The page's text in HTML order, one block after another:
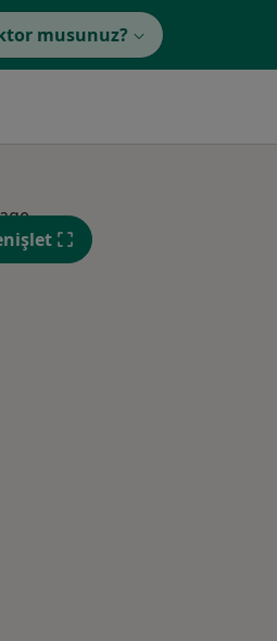
musunuz?
Çar,
12 Ağustos